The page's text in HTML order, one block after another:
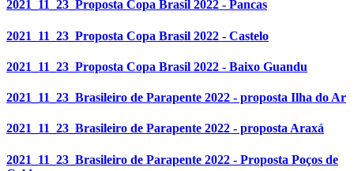
2021_11_23_Proposta Copa Brasil 2022 - Pancas
2021_11_23_Proposta Copa Brasil 2022 - Castelo
2021_11_23_Proposta Copa Brasil 2022 - Baixo Guandu
2021_11_23_Brasileiro de Parapente 2022 - proposta Ilha do Ar
2021_11_23_Brasileiro de Parapente 2022 - proposta Araxá
2021_11_23_Brasileiro de Parapente 2022 - Proposta Poços de